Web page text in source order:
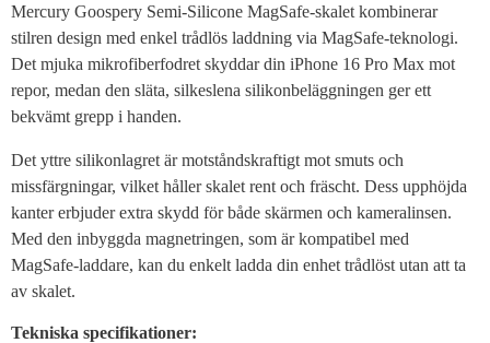
Mercury Goospery Semi-Silicone MagSafe-skalet kombinerar
stilren design med enkel trådlös laddning via MagSafe-teknologi.
Det mjuka mikrofiberfodret skyddar din iPhone 16 Pro Max mot
repor, medan den släta, silkeslena silikonbeläggningen ger ett
bekvämt grepp i handen.
Det yttre silikonlagret är motståndskraftigt mot smuts och
missfärgningar, vilket håller skalet rent och fräscht. Dess upphöjda
kanter erbjuder extra skydd för både skärmen och kameralinsen.
Med den inbyggda magnetringen, som är kompatibel med
MagSafe-laddare, kan du enkelt ladda din enhet trådlöst utan att ta
av skalet.
Tekniska specifikationer: